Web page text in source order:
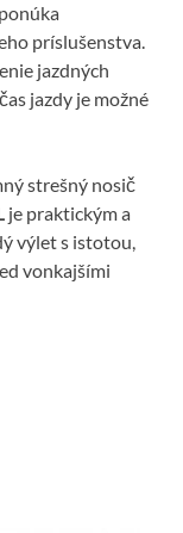
príslušenstva.
jazdných
jazdy je možné
strešný nosič
je praktickým a
výlet s istotou,
vonkajšími